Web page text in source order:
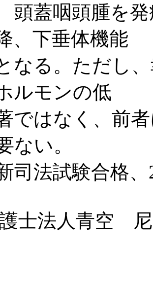
頭蓋咽頭腫を
、下垂体機能
なる。ただし
ルモンの低
ではなく、前
ない。
司法試験合格
法人青空 尼